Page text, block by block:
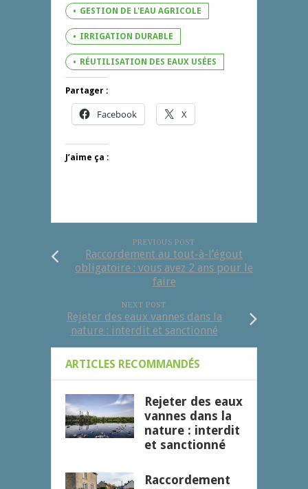
GESTION DE L'EAU AGRICOLE
IRRIGATION DURABLE
RÉUTILISATION DES EAUX USÉES
Partager :
Facebook X
J’aime ça :
PREVIOUS POST
Raccordement au tout-à-l’égout
obligatoire : vous avez 2 ans pour le
faire
NEXT POST
Rejeter des eaux vannes dans la
nature : interdit et sanctionné
ARTICLES RECOMMANDÉS
Rejeter des eaux
vannes dans la
nature : interdit
et sanctionné
Raccordement